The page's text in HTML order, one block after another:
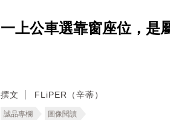
一上公車選靠窗座位，是
撰文 FLiPER（辛蒂）
誠品專欄 圖像閱讀